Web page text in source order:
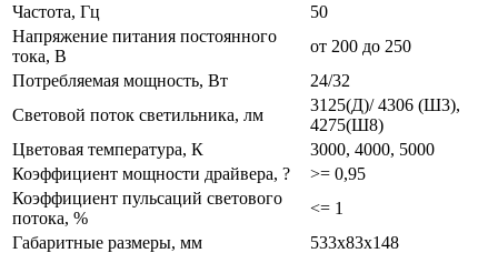
Частота, Гц
50
Напряжение питания постоянного
тока, В
от 200 до 250
Потребляемая мощность, Вт
24/32
Световой поток светильника, лм
3125(Д)/ 4306 (Ш3),
4275(Ш8)
Цветовая температура, К
3000, 4000, 5000
Коэффициент мощности драйвера, ?
>= 0,95
Коэффициент пульсаций светового
потока, %
<= 1
Габаритные размеры, мм
533x83x148